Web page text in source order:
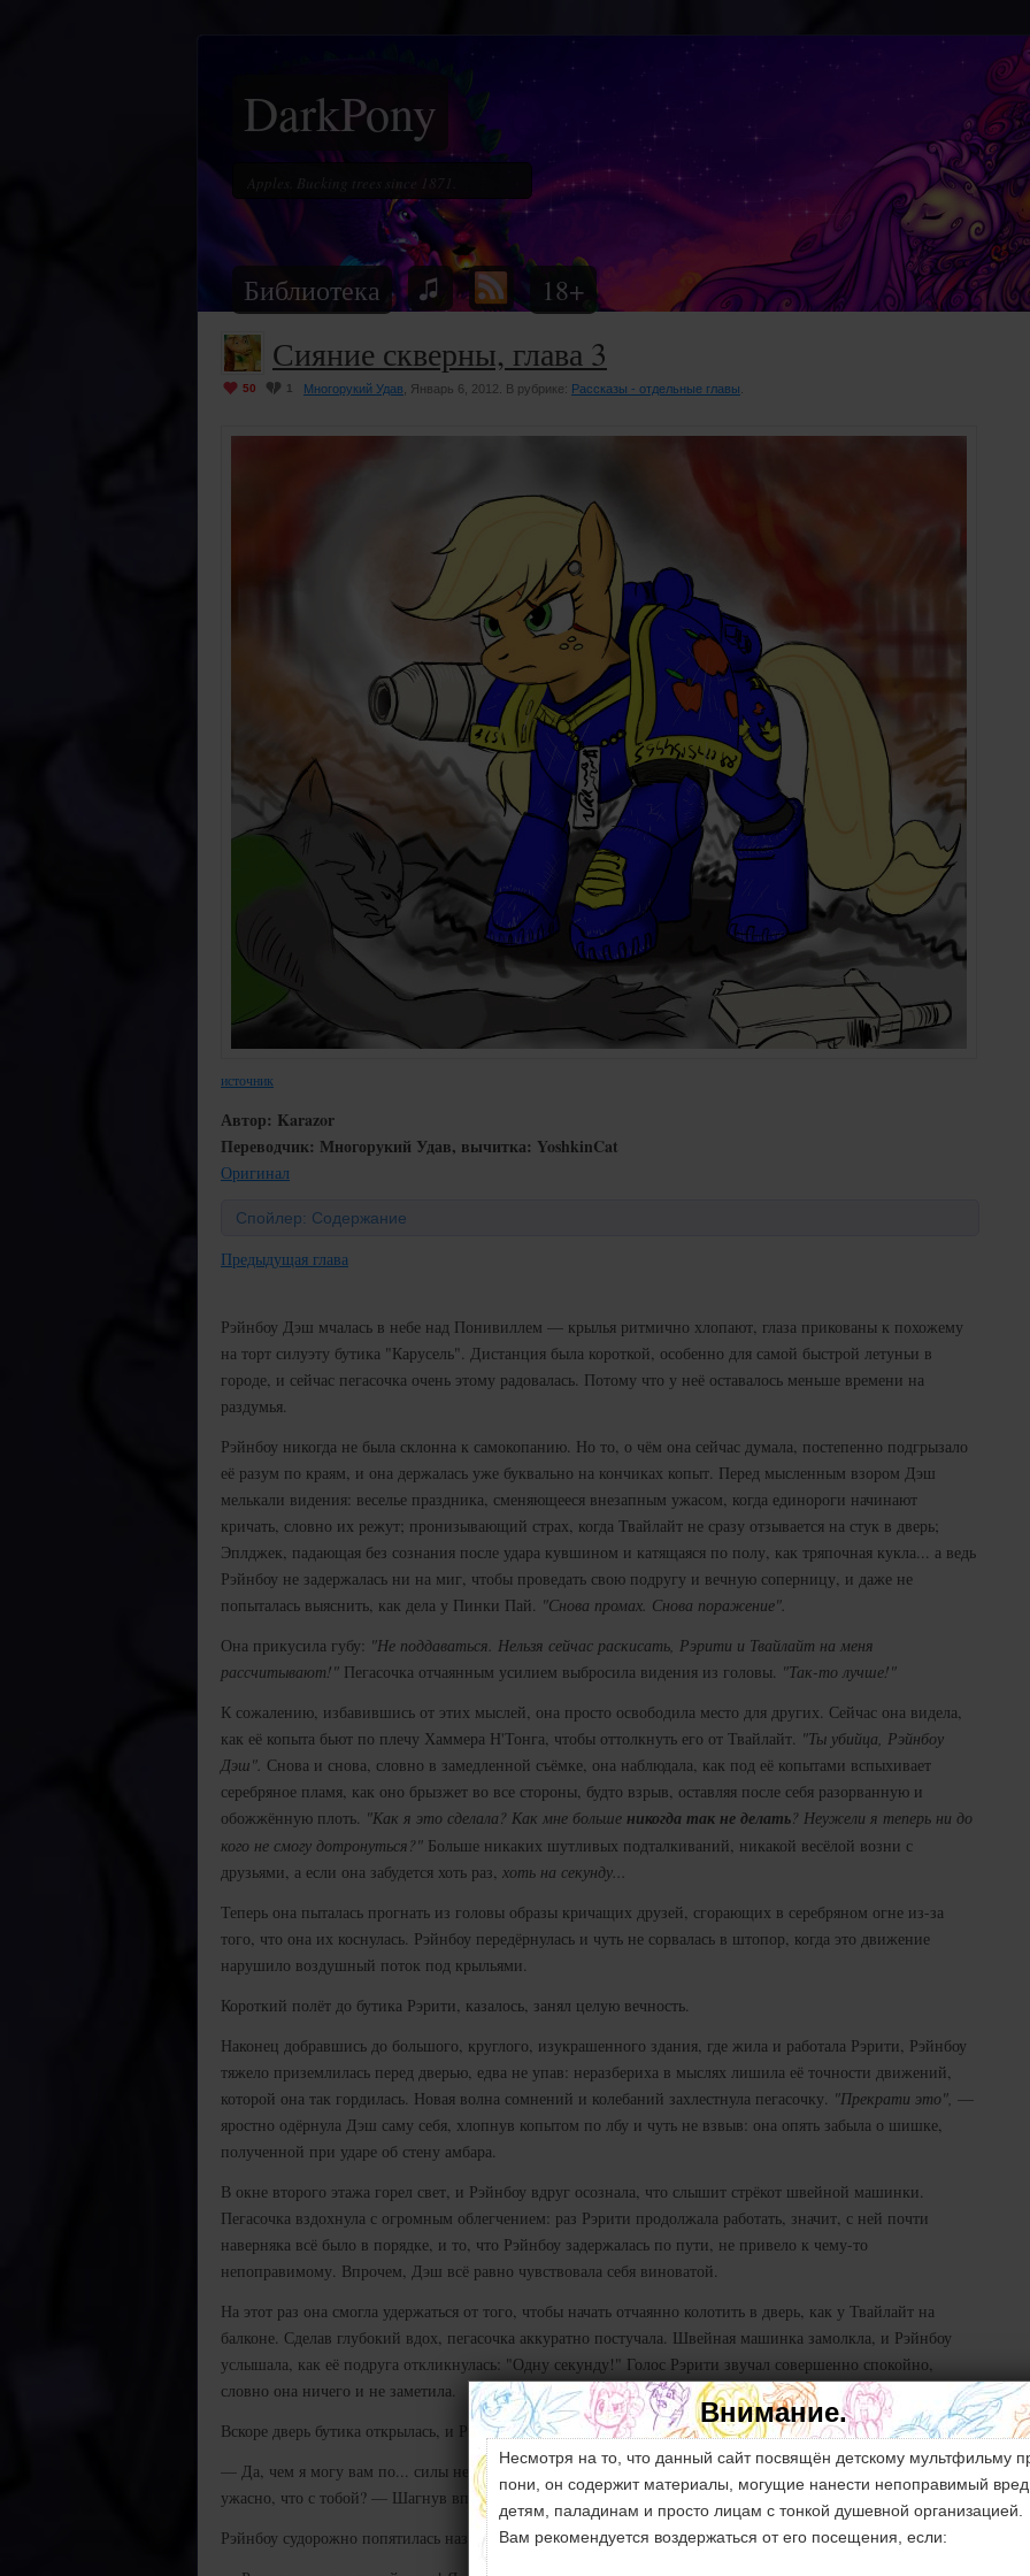
DarkPony
Библиотека 18+
Сияние скверны, глава 3
50 1 Многорукий Удав , Январь 6, 2012. В рубрике: Рассказы - отдельные главы
источник
Автор: Karazor
Переводчик: Многорукий Удав, вычитка: YoshkinCat
Оригинал
Спойлер: Содержание
Предыдущая глава
Рэйнбоу Дэш мчалась в небе над Понивиллем — крылья ритмично хлопают, глаза прикованы к похожему
на торт силуэту бутика "Карусель". Дистанция была короткой, особенно для самой быстрой летуньи в
городе, и сейчас пегасочка очень этому радовалась. Потому что у неё оставалось меньше времени на
раздумья.
Рэйнбоу никогда не была склонна к самокопанию. Но то, о чём она сейчас думала, постепенно подгрызало
её разум по краям, и она держалась уже буквально на кончиках копыт. Перед мысленным взором Дэш
мелькали видения: веселье праздника, сменяющееся внезапным ужасом, когда единороги начинают
кричать, словно их режут; пронизывающий страх, когда Твайлайт не сразу отзывается на стук в дверь;
Эплджек, падающая без сознания после удара кувшином и катящаяся по полу, как тряпочная кукла... а ведь
Рэйнбоу не задержалась ни на миг, чтобы проведать свою подругу и вечную соперницу, и даже не
попыталась выяснить, как дела у Пинки Пай. "Снова промах. Снова поражение".
Она прикусила губу: "Не поддаваться. Нельзя сейчас раскисать, Рэрити и Твайлайт на меня
рассчитывают!" Пегасочка отчаянным усилием выбросила видения из головы. "Так-то лучше!"
К сожалению, избавившись от этих мыслей, она просто освободила место для других. Сейчас она видела,
как её копыта бьют по плечу Хаммера Н'Тонга, чтобы оттолкнуть его от Твайлайт. "Ты убийца, Рэйнбоу
Дэш". Снова и снова, словно в замедленной съёмке, она наблюдала, как под её копытами вспыхивает
серебряное пламя, как оно брызжет во все стороны, будто взрыв, оставляя после себя разорванную и
обожжённую плоть. "Как я это сделала? Как мне больше никогда так не делать? Неужели я теперь ни до
кого не смогу дотронуться?" Больше никаких шутливых подталкиваний, никакой весёлой возни с
друзьями, а если она забудется хоть раз, хоть на секунду...
Теперь она пыталась прогнать из головы образы кричащих друзей, сгорающих в серебряном огне из-за
того, что она их коснулась. Рэйнбоу передёрнулась и чуть не сорвалась в штопор, когда это движение
нарушило воздушный поток под крыльями.
Короткий полёт до бутика Рэрити, казалось, занял целую вечность.
Наконец добравшись до большого, круглого, изукрашенного здания, где жила и работала Рэрити, Рэйнбоу
тяжело приземлилась перед дверью, едва не упав: неразбериха в мыслях лишила её точности движений,
которой она так гордилась. Новая волна сомнений и колебаний захлестнула пегасочку. "Прекрати это", —
яростно одёрнула Дэш саму себя, хлопнув копытом по лбу и чуть не взвыв: она опять забыла о шишке,
полученной при ударе об стену амбара.
В окне второго этажа горел свет, и Рэйнбоу вдруг осознала, что слышит стрёкот швейной машинки.
Пегасочка вздохнула с огромным облегчением: раз Рэрити продолжала работать, значит, с ней почти
наверняка всё было в порядке, и то, что Рэйнбоу задержалась по пути, не привело к чему-то
непоправимому. Впрочем, Дэш всё равно чувствовала себя виноватой.
На этот раз она смогла удержаться от того, чтобы начать отчаянно колотить в дверь, как у Твайлайт на
балконе. Сделав глубокий вдох, пегасочка аккуратно постучала. Швейная машинка замолкла, и Рэйнбоу
услышала, как её подруга откликнулась: "Одну секунду!" Голос Рэрити звучал совершенно спокойно,
словно она ничего и не заметила.
Вскоре дверь бутика открылась, и Рэрити выглянула наружу:
— Да, чем я могу вам по... силы небесные, Рэйнбоу Дэш, что случилось? Дорогая, ты выглядишь просто
ужасно, что с тобой? — Шагнув вперёд, единорожка потянулась, собираясь обнять и успокоить подругу.
Рэйнбоу судорожно попятилась назад:
Внимание.
Несмотря на то, что данный сайт посвящён детскому мультфильму
пони, он содержит материалы, могущие нанести непоправимый вред
детям, паладинам и просто лицам с тонкой душевной организацией.
Вам рекомендуется воздержаться от его посещения, если: